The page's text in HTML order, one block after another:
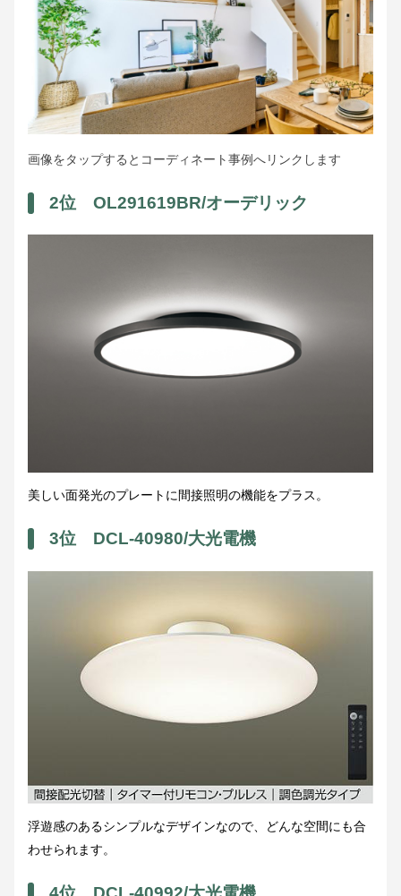
画像をタップするとコーディネート事例へリンクします
2位 OL291619BR/オーデリック
美しい面発光のプレートに間接照明の機能をプラス。
3位 DCL-40980/大光電機
浮遊感のあるシンプルなデザインなので、どんな空間にも合
わせられます。